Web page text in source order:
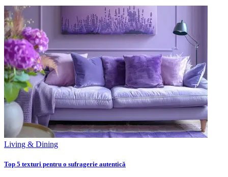
Living & Dining
Top 5 texturi pentru o sufragerie autentică